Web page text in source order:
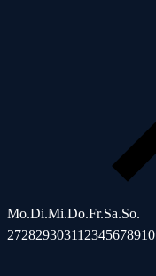
Mo.Di.Mi.Do.Fr.Sa.So.
272829303112345678910